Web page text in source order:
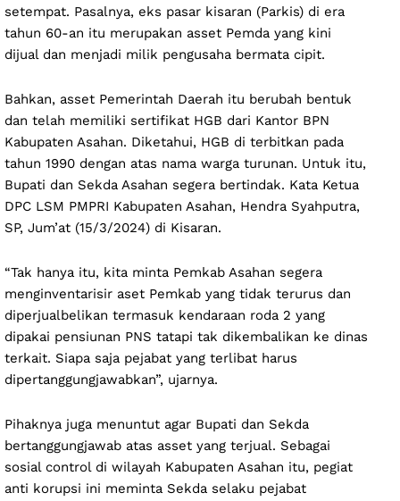
setempat. Pasalnya, eks pasar kisaran (Parkis) di era
tahun 60-an itu merupakan asset Pemda yang kini
dijual dan menjadi milik pengusaha bermata cipit.
Bahkan, asset Pemerintah Daerah itu berubah bentuk
dan telah memiliki sertifikat HGB dari Kantor BPN
Kabupaten Asahan. Diketahui, HGB di terbitkan pada
tahun 1990 dengan atas nama warga turunan. Untuk itu,
Bupati dan Sekda Asahan segera bertindak. Kata Ketua
DPC LSM PMPRI Kabupaten Asahan, Hendra Syahputra,
SP, Jum’at (15/3/2024) di Kisaran.
“Tak hanya itu, kita minta Pemkab Asahan segera
menginventarisir aset Pemkab yang tidak terurus dan
diperjualbelikan termasuk kendaraan roda 2 yang
dipakai pensiunan PNS tatapi tak dikembalikan ke dinas
terkait. Siapa saja pejabat yang terlibat harus
dipertanggungjawabkan”, ujarnya.
Pihaknya juga menuntut agar Bupati dan Sekda
bertanggungjawab atas asset yang terjual. Sebagai
sosial control di wilayah Kabupaten Asahan itu, pegiat
anti korupsi ini meminta Sekda selaku pejabat